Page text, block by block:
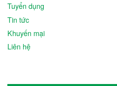
Tuyển dụng
Tin tức
Khuyến mại
Liên hệ